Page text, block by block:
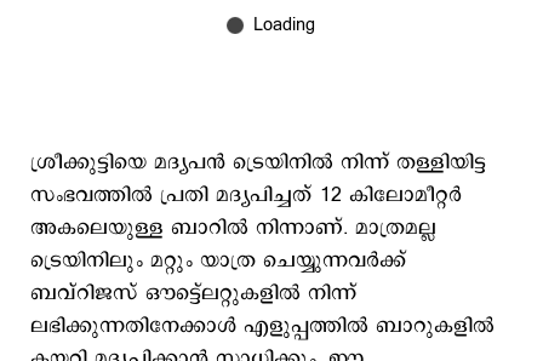
ശ്രീക്കുട്ടിയെ മദ്യപന്‍ ട്രെയിനില്‍ നിന്ന് തള്ളിയിട്ട
സംഭവത്തില്‍ പ്രതി മദ്യപിച്ചത് 12 കിലോമീറ്റർ
അകലെയുള്ള ബാറിൽ നിന്നാണ്. മാത്രമല്ല
ട്രെയിനിലും മറ്റും യാത്ര ചെയ്യുന്നവര്‍ക്ക്
ബവ്റിജസ് ഔട്ട്ലെറ്റുകളില്‍ നിന്ന്
ലഭിക്കുന്നതിനേക്കാള്‍ എളുപ്പത്തില്‍ ബാറുകളില്‍